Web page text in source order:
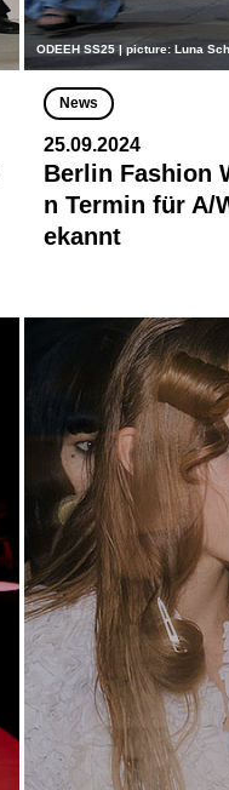
ODEEH SS25 | picture: Luna
News
25.09.2024
Berlin Fashion
n Termin für A/
ekannt